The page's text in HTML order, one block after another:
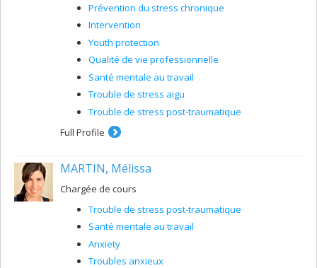
Prévention du stress chronique
Intervention
Youth protection
Qualité de vie professionnelle
Santé mentale au travail
Trouble de stress aigu
Trouble de stress post-traumatique
Full Profile
MARTIN, Mélissa
Chargée de cours
Trouble de stress post-traumatique
Santé mentale au travail
Anxiety
Troubles anxieux